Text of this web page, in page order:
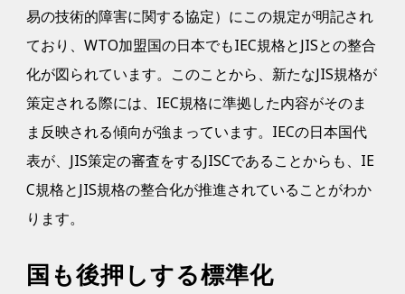
易の技術的障害に関する協定）にこの規定が明記され
ており、WTO加盟国の日本でもIEC規格とJISとの整合
化が図られています。このことから、新たなJIS規格が
策定される際には、IEC規格に準拠した内容がそのま
ま反映される傾向が強まっています。IECの日本国代
表が、JIS策定の審査をするJISCであることからも、IE
C規格とJIS規格の整合化が推進されていることがわか
ります。
国も後押しする標準化